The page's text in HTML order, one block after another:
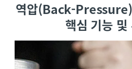
역압(Back-Pressure)
핵심 기능 및